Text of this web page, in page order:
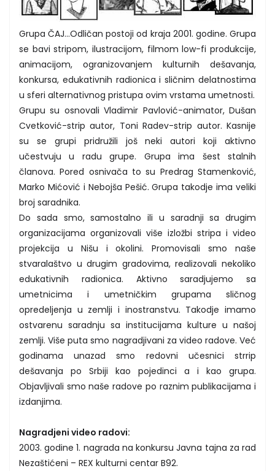
Grupa ČAJ...Odličan postoji od kraja 2001. godine. Grupa
se bavi stripom, ilustracijom, filmom low-fi produkcije,
animacijom, ogranizovanjem kulturnih dešavanja,
konkursa, edukativnih radionica i sličnim delatnostima
u sferi alternativnog pristupa ovim vrstama umetnosti.
Grupu su osnovali Vladimir Pavlović-animator, Dušan
Cvetković-strip autor, Toni Radev-strip autor. Kasnije
su se grupi pridružili još neki autori koji aktivno
učestvuju u radu grupe. Grupa ima šest stalnih
članova. Pored osnivača to su Predrag Stamenković,
Marko Mićović i Nebojša Pešić. Grupa takodje ima veliki
broj saradnika.
Do sada smo, samostalno ili u saradnji sa drugim
organizacijama organizovali više izložbi stripa i video
projekcija u Nišu i okolini. Promovisali smo naše
stvaralaštvo u drugim gradovima, realizovali nekoliko
edukativnih radionica. Aktivno saradjujemo sa
umetnicima i umetničkim grupama sličnog
opredeljenja u zemlji i inostranstvu. Takodje imamo
ostvarenu saradnju sa institucijama kulture u našoj
zemlji. Više puta smo nagradjivani za video radove. Već
godinama unazad smo redovni učesnici strrip
dešavanja po Srbiji kao pojedinci a i kao grupa.
Objavljivali smo naše radove po raznim publikacijama i
izdanjima.
Nagradjeni video radovi:
2003. godine 1. nagrada na konkursu Javna tajna za rad
Nezaštićeni – REX kulturni centar B92.